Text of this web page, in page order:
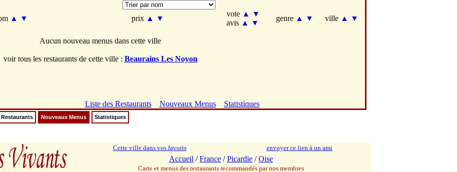
▲ ▼ prix ▲ ▼
vote ▲
▼
avis ▲ ▼
genre ▲ ▼ ville ▲ ▼
Aucun nouveau menus dans cette ville
voir tous les restaurants de cette ville : Beaurains Les Noyon
Liste des Restaurants Nouveaux Menus Statistiques
Nouveaux Menus Statistiques
Cette ville dans vos favoris envoyer ce lien à un ami
Accueil /France /Picardie /Oise
Carte et menus des restaurants recommandés par nos membres